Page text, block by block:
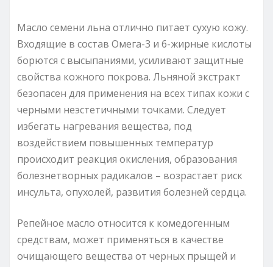
Масло семени льна отлично питает сухую кожу.
Входящие в состав Омега-3 и 6-жирные кислоты
борются с высыпаниями, усиливают защитные
свойства кожного покрова. Льняной экстракт
безопасен для применения на всех типах кожи с
черными неэстетичными точками. Следует
избегать нагревания вещества, под
воздействием повышенных температур
происходит реакция окисления, образования
болезнетворных радикалов – возрастает риск
инсульта, опухолей, развития болезней сердца.
Репейное масло относится к комедогенным
средствам, может применяться в качестве
очищающего вещества от черных прыщей и